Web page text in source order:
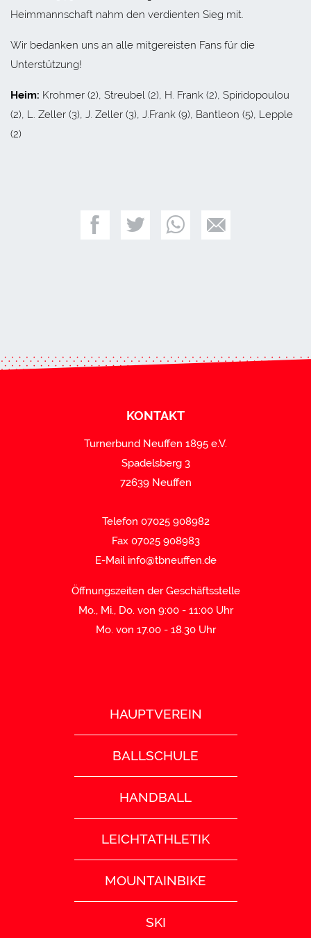
Heimmannschaft nahm den verdienten Sieg mit.
Wir bedanken uns an alle mitgereisten Fans für die
Unterstützung!
Heim: Krohmer (2), Streubel (2), H. Frank (2), Spiridopoulou
(2), L. Zeller (3), J. Zeller (3), J.Frank (9), Bantleon (5), Lepple
(2)
KONTAKT
Turnerbund Neuffen 1895 e.V.
Spadelsberg 3
72639 Neuffen
Telefon 07025 908982
Fax 07025 908983
E-Mail info@tbneuffen.de
Öffnungszeiten der Geschäftsstelle
Mo., Mi., Do. von 9:00 - 11:00 Uhr
Mo. von 17.00 - 18.30 Uhr
HAUPTVEREIN
BALLSCHULE
HANDBALL
LEICHTATHLETIK
MOUNTAINBIKE
SKI